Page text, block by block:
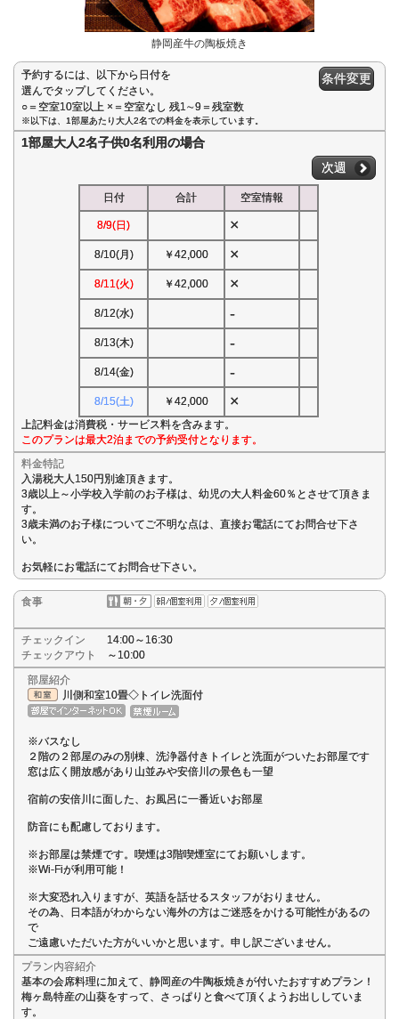
静岡産牛の陶板焼き
予約するには、以下から日付を
選んでタップしてください。
○＝空室10室以上 ×＝空室なし 残1∼9＝残室数
条件変更
※以下は、1部屋あたり大人2名での料金を表示しています。
1部屋大人2名子供0名利用の場合
次週
日付 合計 空室情報
8/9(日) ×
8/10(月) ￥42,000 ×
8/11(火) ￥42,000 ×
8/12(水) -
8/13(木) -
8/14(金) -
8/15(土) ￥42,000 ×
上記料金は消費税・サービス料を含みます。
このプランは最大2泊までの予約受付となります。
料金特記
入湯税大人150円別途頂きます。
3歳以上～小学校入学前のお子様は、幼児の大人料金60％とさせて頂きま
す。
3歳未満のお子様についてご不明な点は、直接お電話にてお問合せ下さ
い。
お気軽にお電話にてお問合せ下さい。
食事
チェックイン
14:00～16:30
チェックアウト
～10:00
部屋紹介
川側和室10畳◇トイレ洗面付
※バスなし
２階の２部屋のみの別棟、洗浄器付きトイレと洗面がついたお部屋です
窓は広く開放感があり山並みや安倍川の景色も一望
宿前の安倍川に面した、お風呂に一番近いお部屋
防音にも配慮しております。
※お部屋は禁煙です。喫煙は3階喫煙室にてお願いします。
※Wi-Fiが利用可能！
※大変恐れ入りますが、英語を話せるスタッフがおりません。
その為、日本語がわからない海外の方はご迷惑をかける可能性があるの
で
ご遠慮いただいた方がいいかと思います。申し訳ございません。
プラン内容紹介
基本の会席料理に加えて、静岡産の牛陶板焼きが付いたおすすめプラン！
梅ヶ島特産の山葵をすって、さっぱりと食べて頂くようお出ししていま
す。